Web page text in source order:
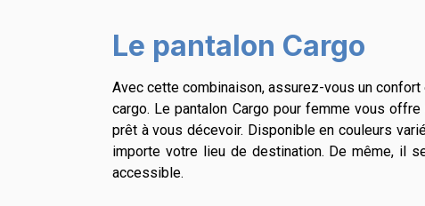
Le pantalon Cargo
Avec cette combinaison, assurez-vous un
cargo. Le pantalon Cargo pour femme vous
prêt à vous décevoir. Disponible en couleurs
importe votre lieu de destination. De même, il
accessible.